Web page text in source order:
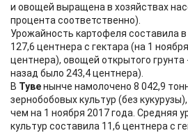
и овощей выращена в хозяйствах
процента соответственно).
Урожайность картофеля составила
127,6 центнера с гектара (на 1
центнера), овощей открытого грунта
назад было 243,4 центнера).
В Тувенынче намолочено 8 042,9
зернобобовых культур (без
чем на 1 ноября 2017 года. Средняя
культур составила 11,6 центнера с